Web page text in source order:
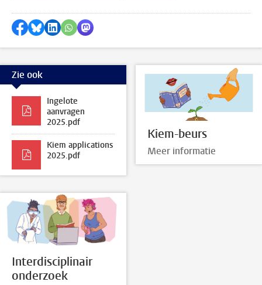
Delen op Facebook
Delen via Bluesky
Delen op LinkedIn
Delen via WhatsApp
Delen via Mastodon
Zie ook
Ingelote
aanvragen
2025.pdf
Kiem applications
2025.pdf
Kiem-beurs
Meer informatie
Interdisciplinair
onderzoek